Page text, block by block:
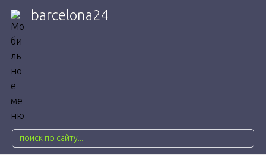
barcelona24